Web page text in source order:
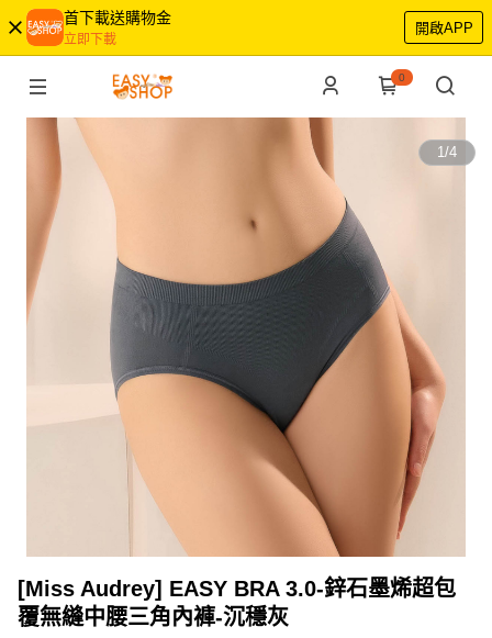
首下載送購物金
立即下載
開啟APP
0
1/4
[Miss Audrey] EASY BRA 3.0-鋅石墨烯超包
覆無縫中腰三角內褲-沉穩灰